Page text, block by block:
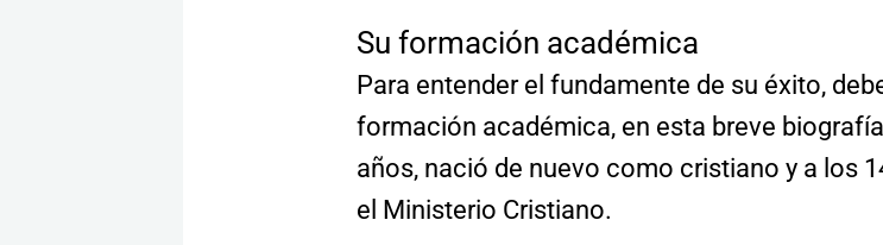
Su formación académica
Para entender el fundamente de su éxito,
formación académica, en esta breve
años, nació de nuevo como cristiano y a los
el Ministerio Cristiano.